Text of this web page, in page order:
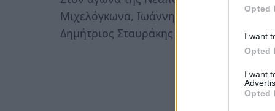
Opted
I want
Opted
I want
Opted
Μιχελόγκωνα, Ιωάννης Μιχελόγκωνας,
Δημήτριος Σταυράκης και Δημήτριος